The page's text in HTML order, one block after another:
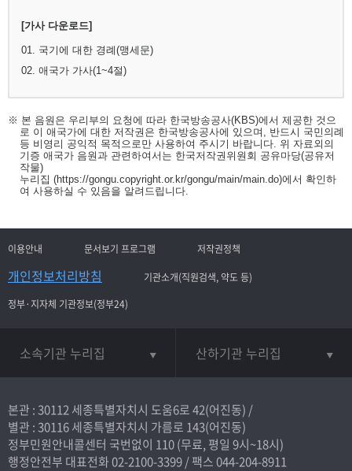
[가사 다운로드]
01. 국기에 대한 경례(맹세문)
02. 애국가 가사(1~4절)
※ 본 음원은 우리부의 요청에 따라 한국방송공사(KBS)에서 제공한 것으
로 이 애국가에 대한 저작권은 한국방송공사에 있으며, 반드시 국민의례
등 비영리 공익적 목적으로만 사용하여 주시기 바랍니다. 위 자료외의
기증 애국가 음원과 관련하여서는 한국저작권위원회 공유마당(공유저
작물)
누리집 (https://gongu.copyright.or.kr/gongu/main/main.do)에서 확인하
여 사용하실 수 있음을 알려드립니다.
이용안내 문서보기 프로그램 저작권정책
개인정보처리방침
기관소개(직원검색, 약도 등)
정부·지자체 기관정보(정부24)
소속기관 누리집 산하기관 누리집
본관 : 30112 세종특별자치시 도움6로 42(어진동) /
별관 : 30116 세종특별자치시 가름로 143(어진동)
정부민원안내콜센터 국번없이 110(무료, 평일 9시~18시)
행정안전부 대표전화02-2100-3399/ 팩스 044-204-8911